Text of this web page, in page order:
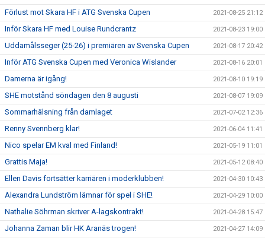
Förlust mot Skara HF i ATG Svenska Cupen 2021-08-25 21:12
Inför Skara HF med Louise Rundcrantz 2021-08-23 19:00
Uddamålsseger (25-26) i premiären av Svenska Cupen 2021-08-17 20:42
Inför ATG Svenska Cupen med Veronica Wislander 2021-08-16 20:01
Damerna är igång! 2021-08-10 19:19
SHE motstånd söndagen den 8 augusti 2021-08-07 19:09
Sommarhälsning från damlaget 2021-07-02 12:36
Renny Svennberg klar! 2021-06-04 11:41
Nico spelar EM kval med Finland! 2021-05-19 11:01
Grattis Maja! 2021-05-12 08:40
Ellen Davis fortsätter karriären i moderklubben! 2021-04-30 10:43
Alexandra Lundström lämnar för spel i SHE! 2021-04-29 10:00
Nathalie Söhrman skriver A-lagskontrakt! 2021-04-28 15:47
Johanna Zaman blir HK Aranäs trogen! 2021-04-27 14:09